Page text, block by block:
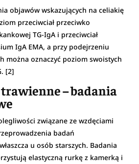
objawów wskazujących na celiakię
przeciwciał przeciwko
TG-IgA i przeciwciał
IgA EMA, a przy podejrzeniu
można oznaczyć poziom swoistych
[2]
– badania
związane ze wzdęciami
badań
u osób starszych. Badania
elastyczną rurkę z kamerką i